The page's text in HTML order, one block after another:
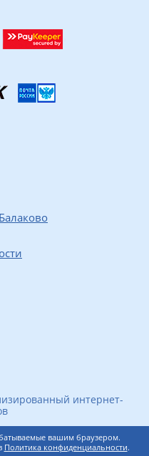
интернет-
вашим браузером.
Политика конфиденциальности.